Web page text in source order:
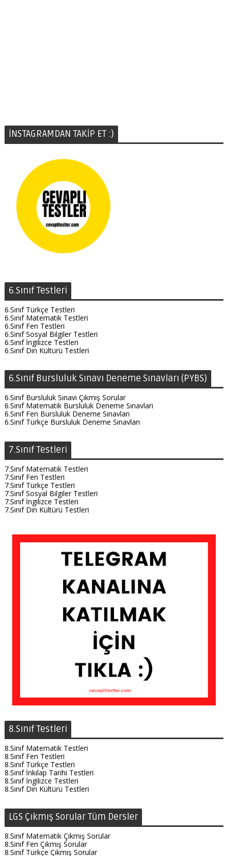
İNSTAGRAMDAN TAKİP ET :)
6.Sınıf Testleri
6.Sınıf Türkçe Testleri
6.Sınıf Matematik Testleri
6.Sınıf Fen Testleri
6.Sınıf Sosyal Bilgiler Testleri
6.Sınıf İngilizce Testleri
6.Sınıf Din Kültürü Testleri
6.Sınıf Bursluluk Sınavı Deneme Sınavları (PYBS)
6.Sınıf Bursluluk Sınavı Çıkmış Sorular
6.Sınıf Matematik Bursluluk Deneme Sınavları
6.Sınıf Fen Bursluluk Deneme Sınavları
6.Sınıf Türkçe Bursluluk Deneme Sınavları
7.Sınıf Testleri
7.Sınıf Matematik Testleri
7.Sınıf Fen Testleri
7.Sınıf Türkçe Testleri
7.Sınıf Sosyal Bilgiler Testleri
7.Sınıf İngilizce Testleri
7.Sınıf Din Kültürü Testleri
8.Sınıf Testleri
8.Sınıf Matematik Testleri
8.Sınıf Fen Testleri
8.Sınıf Türkçe Testleri
8.Sınıf İnkılap Tarihi Testleri
8.Sınıf İngilizce Testleri
8.Sınıf Din Kültürü Testleri
LGS Çıkmış Sorular Tüm Dersler
8.Sınıf Matematik Çıkmış Sorular
8.Sınıf Fen Çıkmış Sorular
8.Sınıf Türkçe Çıkmış Sorular